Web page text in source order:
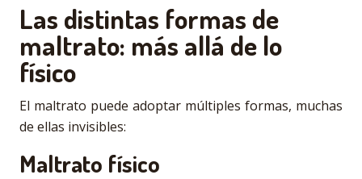
Las distintas formas de
maltrato: más allá de lo
físico
El maltrato puede adoptar múltiples formas, muchas
de ellas invisibles:
Maltrato físico